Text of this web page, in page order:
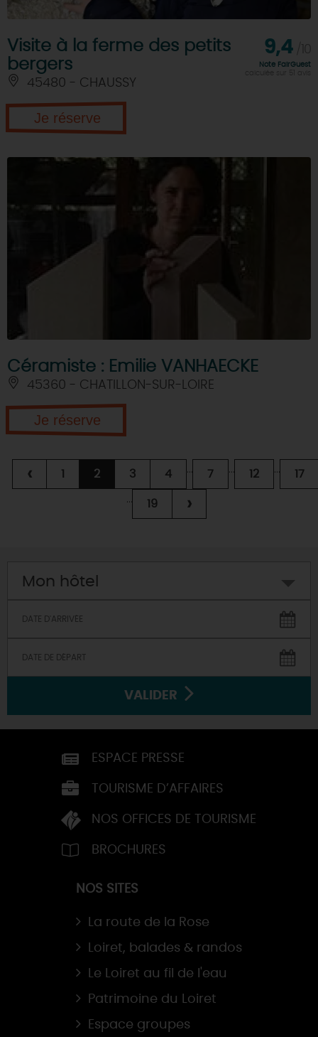
Visite à la ferme des petits
bergers
45480 - CHAUSSY
9,4
Note FairGuest
calculée sur 51 avis
Je réserve
Céramiste : Emilie VANHAECKE
45360 - CHATILLON-SUR-LOIRE
Je réserve
‹ 1 2 3 4 ... 7 ... 12 ... 17
... 19 ›
Mon hôtel
VALIDER
ESPACE PRESSE
TOURISME D’AFFAIRES
NOS OFFICES DE TOURISME
BROCHURES
NOS SITES
La route de la Rose
Loiret, balades & randos
Le Loiret au fil de l'eau
Patrimoine du Loiret
Espace groupes